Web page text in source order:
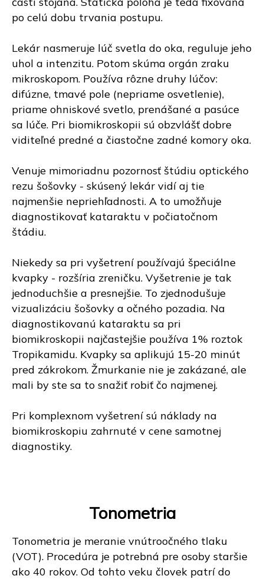
po celú dobu trvania postupu.
Lekár nasmeruje lúč svetla do oka, reguluje jeho
uhol a intenzitu. Potom skúma orgán zraku
mikroskopom. Používa rôzne druhy lúčov:
difúzne, tmavé pole (nepriame osvetlenie),
priame ohniskové svetlo, prenášané a pasúce
sa lúče. Pri biomikroskopii sú obzvlášť dobre
viditeľné predné a čiastočne zadné komory oka.
Venuje mimoriadnu pozornosť štúdiu optického
rezu šošovky - skúsený lekár vidí aj tie
najmenšie nepriehľadnosti. A to umožňuje
diagnostikovať kataraktu v počiatočnom
štádiu.
Niekedy sa pri vyšetrení používajú špeciálne
kvapky - rozšíria zreničku. Vyšetrenie je tak
jednoduchšie a presnejšie. To zjednodušuje
vizualizáciu šošovky a očného pozadia. Na
diagnostikovanú kataraktu sa pri
biomikroskopii najčastejšie používa 1% roztok
Tropikamidu. Kvapky sa aplikujú 15-20 minút
pred zákrokom. Žmurkanie nie je zakázané, ale
mali by ste sa to snažiť robiť čo najmenej.
Pri komplexnom vyšetrení sú náklady na
biomikroskopiu zahrnuté v cene samotnej
diagnostiky.
Tonometria
Tonometria je meranie vnútroočného tlaku
(VOT). Procedúra je potrebná pre osoby staršie
ako 40 rokov. Od tohto veku človek patrí do